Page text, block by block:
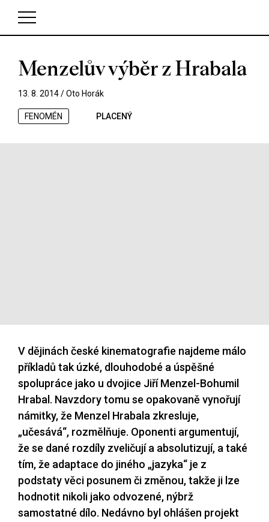
V košíku zatím nemáte žádné položky.
Menzelův výběr z Hrabala
13. 8. 2014 /Oto Horák
FENOMÉN PLACENÝ
V dějinách české kinematografie najdeme málo
příkladů tak úzké, dlouhodobé a úspěšné
spolupráce jako u dvojice Jiří Menzel-Bohumil
Hrabal. Navzdory tomu se opakovaně vynořují
námitky, že Menzel Hrabala zkresluje,
„učesává“, rozmělňuje. Oponenti argumentují,
že se dané rozdíly zveličují a absolutizují, a také
tím, že adaptace do jiného „jazyka“ je z
podstaty věci posunem či změnou, takže ji lze
hodnotit nikoli jako odvozené, nýbrž
samostatné dílo. Nedávno byl ohlášen projekt